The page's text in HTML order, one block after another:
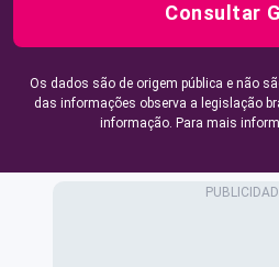
Consultar
Os dados são de origem pública e não
das informações observa a legislação
informação. Para mais